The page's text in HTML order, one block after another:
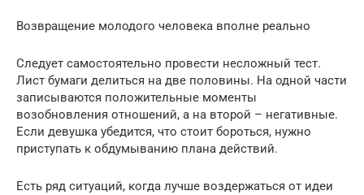
Возвращение молодого человека вполне реально
Следует самостоятельно провести несложный тест.
Лист бумаги делиться на две половины. На одной части
записываются положительные моменты
возобновления отношений, а на второй – негативные.
Если девушка убедится, что стоит бороться, нужно
приступать к обдумыванию плана действий.
Есть ряд ситуаций, когда лучше воздержаться от идеи